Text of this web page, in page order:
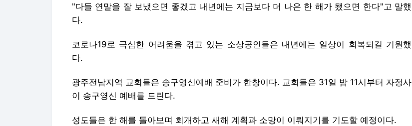
"다들 연말을 잘 보냈으면 좋겠고 내년에는 지금보다 더 나은 한 해가 됐으면 한다"고 말했
다.
코로나19로 극심한 어려움을 겪고 있는 소상공인들은 내년에는 일상이 회복되길 기원했
다.
광주전남지역 교회들은 송구영신예배 준비가 한창이다. 교회들은 31일 밤 11시부터 자정사
이 송구영신 예배를 드린다.
성도들은 한 해를 돌아보며 회개하고 새해 계획과 소망이 이뤄지기를 기도할 예정이다.